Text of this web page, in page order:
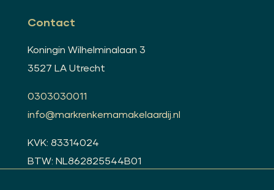
Contact
Koningin Wilhelminalaan 3
3527 LA Utrecht
0303030011
info@markrenkemamakelaardij.nl
KVK: 83314024
BTW: NL862825544B01